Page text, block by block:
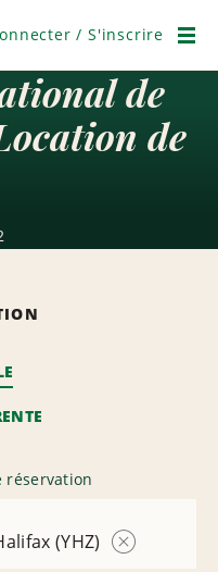
/ S'inscrire
de
de
réservation
(YHZ)